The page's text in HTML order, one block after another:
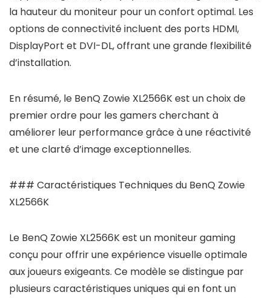
la hauteur du moniteur pour un confort optimal. Les
options de connectivité incluent des ports HDMI,
DisplayPort et DVI-DL, offrant une grande flexibilité
d’installation.
En résumé, le BenQ Zowie XL2566K est un choix de
premier ordre pour les gamers cherchant à
améliorer leur performance grâce à une réactivité
et une clarté d’image exceptionnelles.
### Caractéristiques Techniques du BenQ Zowie
XL2566K
Le BenQ Zowie XL2566K est un moniteur gaming
conçu pour offrir une expérience visuelle optimale
aux joueurs exigeants. Ce modèle se distingue par
plusieurs caractéristiques uniques qui en font un